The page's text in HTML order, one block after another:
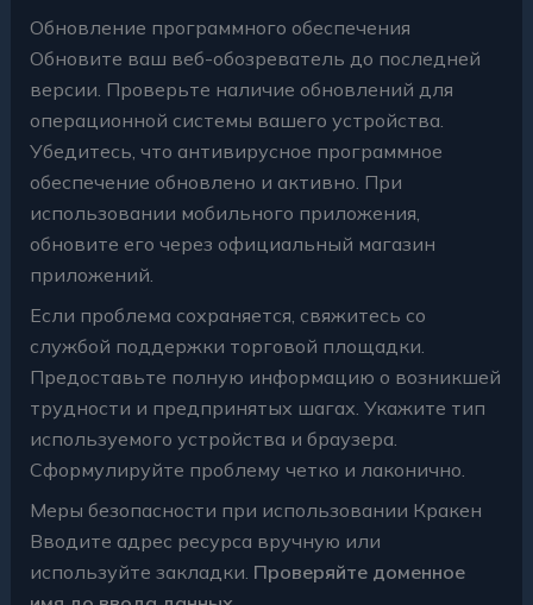
Обновление программного обеспечения
Обновите ваш веб-обозреватель до последней
версии. Проверьте наличие обновлений для
операционной системы вашего устройства.
Убедитесь, что антивирусное программное
обеспечение обновлено и активно. При
использовании мобильного приложения,
обновите его через официальный магазин
приложений.
Если проблема сохраняется, свяжитесь со
службой поддержки торговой площадки.
Предоставьте полную информацию о возникшей
трудности и предпринятых шагах. Укажите тип
используемого устройства и браузера.
Сформулируйте проблему четко и лаконично.
Меры безопасности при использовании Кракен
Вводите адрес ресурса вручную или
используйте закладки. Проверяйте доменное